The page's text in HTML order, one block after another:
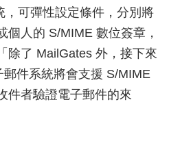
，可彈性設定條件，分別將
個人的 S/MIME 數位簽章，
除了 MailGates 外，接下來
件系統將會支援 S/MIME
件者驗證電子郵件的來